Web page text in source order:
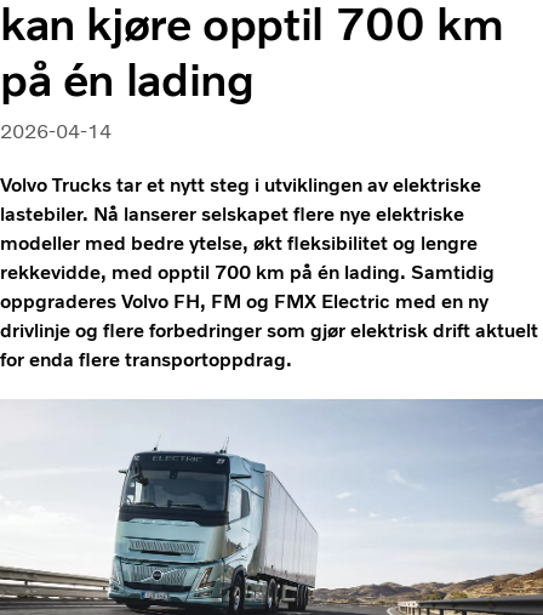
Om oss
Kontakt oss
Truck Builder
kan kjøre opptil 700 km
på én lading
2026-04-14
Volvo Trucks tar et nytt steg i utviklingen av elektriske
lastebiler. Nå lanserer selskapet flere nye elektriske
modeller med bedre ytelse, økt fleksibilitet og lengre
rekkevidde, med opptil 700 km på én lading. Samtidig
oppgraderes Volvo FH, FM og FMX Electric med en ny
drivlinje og flere forbedringer som gjør elektrisk drift aktuelt
for enda flere transportoppdrag.